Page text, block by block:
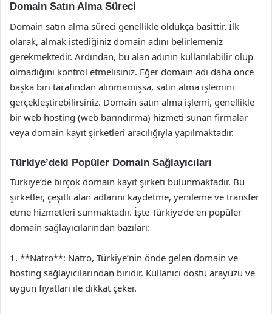
Domain Satın Alma Süreci
Domain satın alma süreci genellikle oldukça basittir. İlk
olarak, almak istediğiniz domain adını belirlemeniz
gerekmektedir. Ardından, bu alan adının kullanılabilir olup
olmadığını kontrol etmelisiniz. Eğer domain adı daha önce
başka biri tarafından alınmamışsa, satın alma işlemini
gerçekleştirebilirsiniz. Domain satın alma işlemi, genellikle
bir web hosting (web barındırma) hizmeti sunan firmalar
veya domain kayıt şirketleri aracılığıyla yapılmaktadır.
Türkiye’deki Popüler Domain Sağlayıcıları
Türkiye’de birçok domain kayıt şirketi bulunmaktadır. Bu
şirketler, çeşitli alan adlarını kaydetme, yenileme ve transfer
etme hizmetleri sunmaktadır. İşte Türkiye’de en popüler
domain sağlayıcılarından bazıları:
1. **Natro**: Natro, Türkiye’nin önde gelen domain ve
hosting sağlayıcılarından biridir. Kullanıcı dostu arayüzü ve
uygun fiyatları ile dikkat çeker.